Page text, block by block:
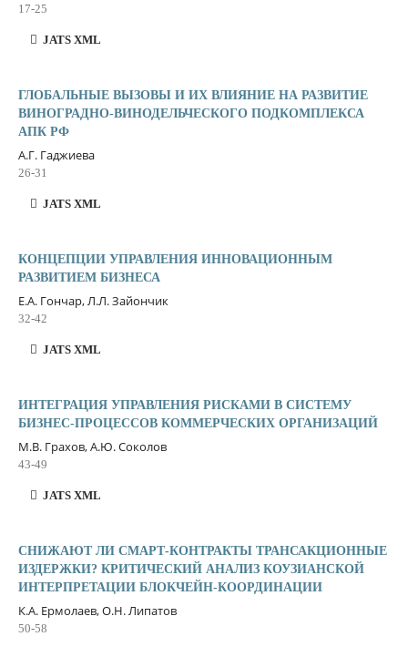
17-25
JATS XML
ГЛОБАЛЬНЫЕ ВЫЗОВЫ И ИХ ВЛИЯНИЕ НА РАЗВИТИЕ
ВИНОГРАДНО-ВИНОДЕЛЬЧЕСКОГО ПОДКОМПЛЕКСА
АПК РФ
А.Г. Гаджиева
26-31
JATS XML
КОНЦЕПЦИИ УПРАВЛЕНИЯ ИННОВАЦИОННЫМ
РАЗВИТИЕМ БИЗНЕСА
Е.А. Гончар, Л.Л. Зайончик
32-42
JATS XML
ИНТЕГРАЦИЯ УПРАВЛЕНИЯ РИСКАМИ В СИСТЕМУ
БИЗНЕС-ПРОЦЕССОВ КОММЕРЧЕСКИХ ОРГАНИЗАЦИЙ
М.В. Грахов, А.Ю. Соколов
43-49
JATS XML
СНИЖАЮТ ЛИ СМАРТ-КОНТРАКТЫ ТРАНСАКЦИОННЫЕ
ИЗДЕРЖКИ? КРИТИЧЕСКИЙ АНАЛИЗ КОУЗИАНСКОЙ
ИНТЕРПРЕТАЦИИ БЛОКЧЕЙН-КООРДИНАЦИИ
К.А. Ермолаев, О.Н. Липатов
50-58